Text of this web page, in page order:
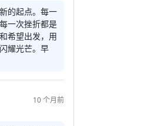
的起点。每一
一次挫折都是
希望出发，用
耀光芒。早
10 个月前